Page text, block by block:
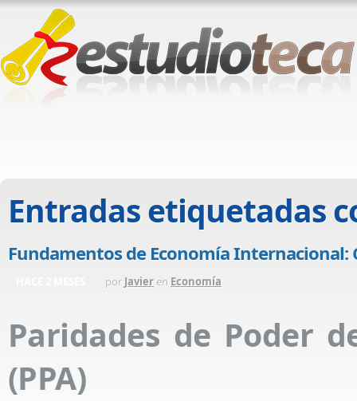
Entradas etiquetadas
Fundamentos de Economía
por Javier en Economía
Paridades de Poder
(PPA)